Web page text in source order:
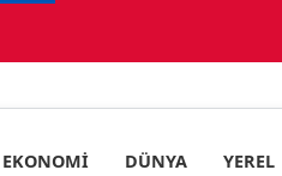
EKONOMI DÜNYA YEREL